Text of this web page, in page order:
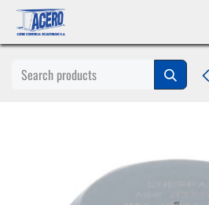
Ir al contenido